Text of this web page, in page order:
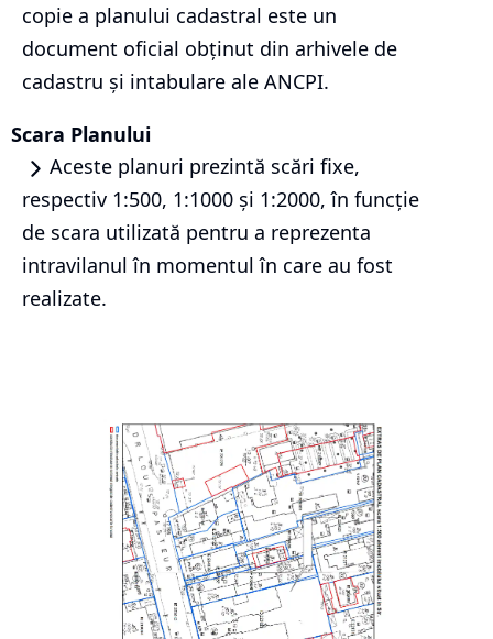
copie a planului cadastral este un
document oficial obținut din arhivele de
cadastru și intabulare ale ANCPI.
Scara Planului
Aceste planuri prezintă scări fixe,
respectiv 1:500, 1:1000 și 1:2000, în funcție
de scara utilizată pentru a reprezenta
intravilanul în momentul în care au fost
realizate.